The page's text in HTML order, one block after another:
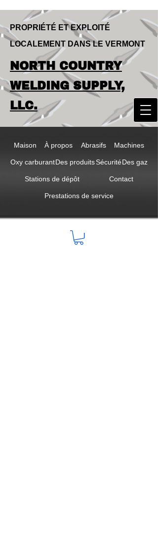
LOCALLY OWNED & OPERATED IN
VERMONT
NORTH COUNTRY
WELDING SUPPLY,
LLC
PROPRIÉTÉ ET EXPLOITÉ
LOCALEMENT DANS LE VERMONT
NORTH COUNTRY
WELDING SUPPLY,
LLC.
Maison À propos Abrasifs Machines
Oxy carburantDes produitsSécuritéDes gaz
Stations de dépôt Contact
Prestations de service